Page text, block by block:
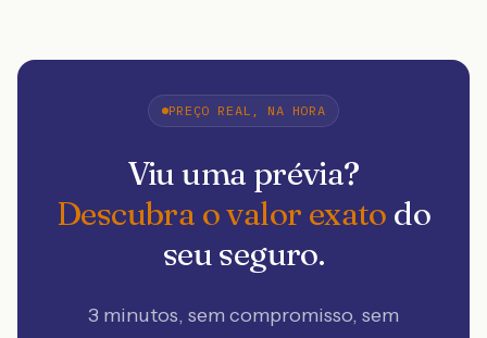
PREÇO REAL, NA HORA
Viu uma prévia?
Descubra o valor exato do
seu seguro.
3 minutos, sem compromisso, sem